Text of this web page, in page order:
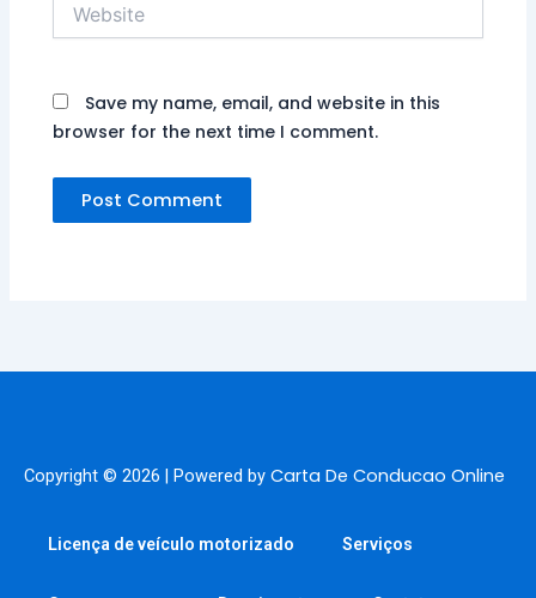
Save my name, email, and website in this
browser for the next time I comment.
Copyright © 2026 | Powered by Carta De Conducao Online
Licença de veículo motorizado Serviços